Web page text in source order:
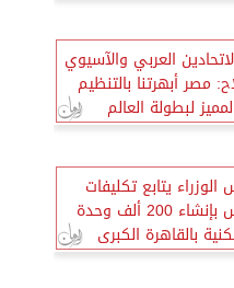
العربي والآسيوي
مصر أبهرتنا بالتنظيم
لبطولة العالم
الوزراء يتابع تكليفات
الرئيس بإنشاء 200 ألف وحدة
بالقاهرة الكبرى